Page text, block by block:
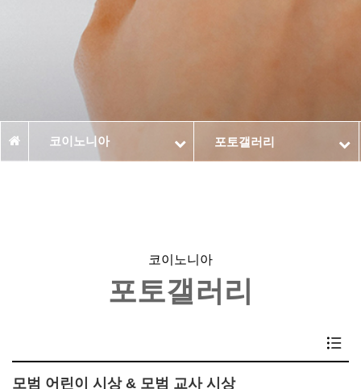
코이노니아 포토갤러리
코이노니아
포토갤러리
모범 어린이 시상 & 모범 교사 시상